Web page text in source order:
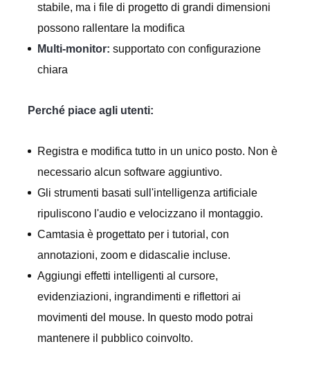
stabile, ma i file di progetto di grandi dimensioni
possono rallentare la modifica
Multi-monitor: supportato con configurazione
chiara
Perché piace agli utenti:
Registra e modifica tutto in un unico posto. Non è
necessario alcun software aggiuntivo.
Gli strumenti basati sull'intelligenza artificiale
ripuliscono l'audio e velocizzano il montaggio.
Camtasia è progettato per i tutorial, con
annotazioni, zoom e didascalie incluse.
Aggiungi effetti intelligenti al cursore,
evidenziazioni, ingrandimenti e riflettori ai
movimenti del mouse. In questo modo potrai
mantenere il pubblico coinvolto.